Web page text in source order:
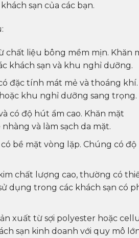
sạn của các bạn.
chất liệu bông mềm mịn. Khăn
khách sạn và khu nghỉ dưỡng.
đặc tính mát mẻ và thoáng khí.
khu nghỉ dưỡng sang trọng.
có độ hút ẩm cao. Khăn mặt
và làm sạch da mặt.
bề mặt vòng lặp. Chúng có
chất lượng cao, thường có
dụng trong các khách sạn có
xuất từ sợi polyester hoặc
sạn kinh doanh với quy mô